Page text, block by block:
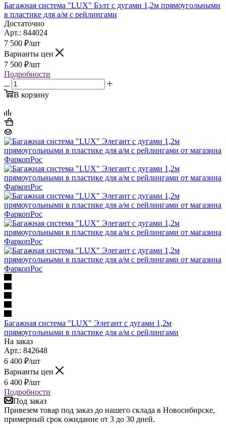
Багажная система "LUX" Бэлт с дугами 1,2м прямоугольными
в пластике для а/м с рейлингами
Достаточно
Арт.: 844024
7 500 ₽/шт
Варианты цен
7 500 ₽/шт
Подробности
В корзину
Багажная система "LUX" Элегант с дугами 1,2м
прямоугольными в пластике для а/м с рейлингами
На заказ
Арт.: 842648
6 400 ₽/шт
Варианты цен
6 400 ₽/шт
Подробности
Под заказ
Привезем товар под заказ до нашего склада в Новосибирске,
примерный срок ожидание от 3 до 30 дней.